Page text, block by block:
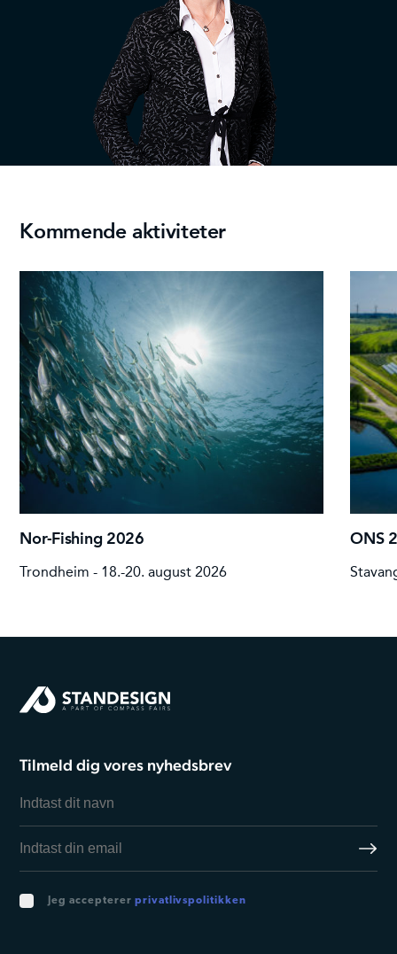
Kommende aktiviteter
Nor-Fishing 2026
Trondheim - 18.-20. august 2026
ONS
Tilmeld dig vores nyhedsbrev
Jeg accepterer privatlivspolitikken